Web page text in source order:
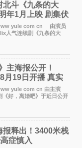
北斗《九条的大
年1月上映 剧集伏
yule com cn 由演员
人气连续剧《九条的大
影，将于明年1月8日全国
松村北斗再度联
主海报公开！
月19日开播 真实
yule com cn 由主演
好，离婚吧》于近日公开
播倒计时。 海报中，男
自望向不同方向，中央的
报释出！3400米栈
症慎入